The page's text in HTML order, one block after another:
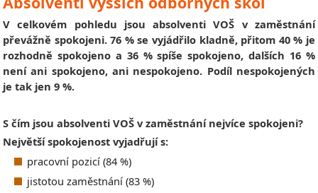
V celkovém pohledu jsou absolventi VOŠ v zaměstnání
převážně spokojeni. 76 % se vyjádřilo kladně, přitom 40 % je
rozhodně spokojeno a 36 % spíše spokojeno, dalších 16 %
není ani spokojeno, ani nespokojeno. Podíl nespokojených
je tak jen 9 %.
S čím jsou absolventi VOŠ v zaměstnání nejvíce spokojeni?
Největší spokojenost vyjadřují s:
pracovní pozicí (84 %)
jistotou zaměstnání (83 %)